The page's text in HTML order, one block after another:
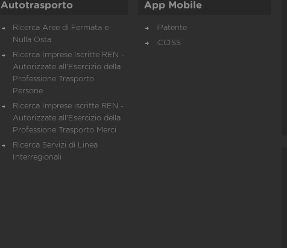
Autotrasporto
Ricerca Aree di Fermata e
Nulla Osta
Ricerca Imprese Iscritte REN -
Autorizzate all'Esercizio della
Professione Trasporto
Persone
Ricerca Imprese iscritte REN -
Autorizzate all'Esercizio della
Professione Trasporto Merci
Ricerca Servizi di Linea
Interregionali
App Mobile
iPatente
iCCISS